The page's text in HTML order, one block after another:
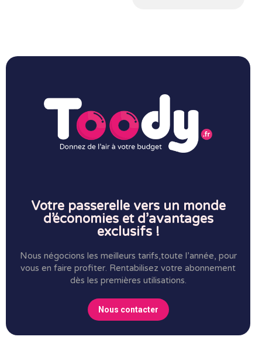
Votre passerelle vers un monde
d’économies et d’avantages
exclusifs !
Nous négocions les meilleurs tarifs,toute l’année, pour
vous en faire profiter. Rentabilisez votre abonnement
dès les premières utilisations.
Nous contacter